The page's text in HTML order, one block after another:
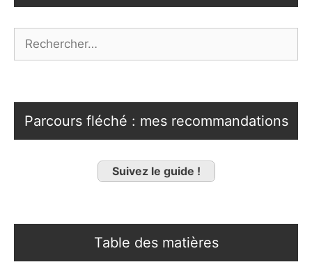
Parcours fléché : mes recommandations
Suivez le guide !
Table des matières